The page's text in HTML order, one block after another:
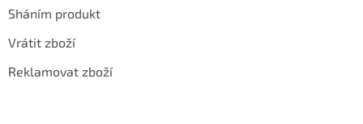
Sháním produkt
Vrátit zboží
Reklamovat zboží